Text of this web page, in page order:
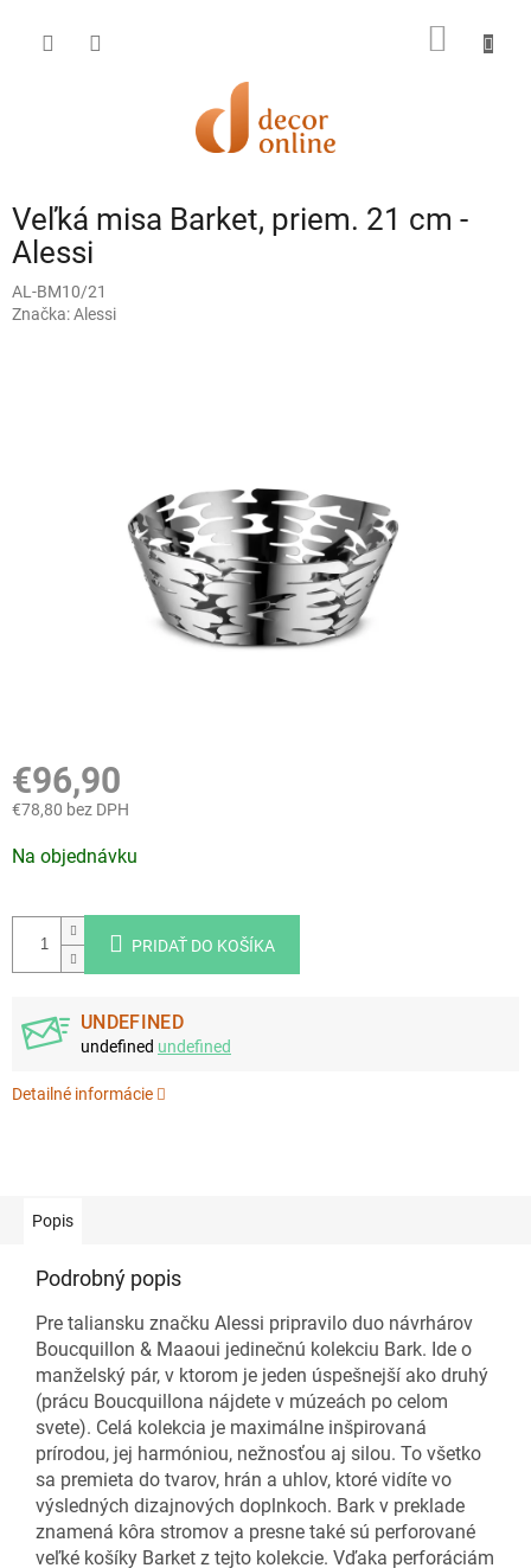
obsah
Veľká misa Barket, priem. 21 cm -
Alessi
AL-BM10/21
Značka:Alessi
€96,90
€78,80 bez DPH
cena:
Na objednávku
PRIDAŤ DO KOŠÍKA
UNDEFINED
undefined undefined
Detailné informácie
Popis
Podrobný popis
Pre taliansku značku Alessi pripravilo duo návrhárov
Boucquillon & Maaoui jedinečnú kolekciu Bark. Ide o
manželský pár, v ktorom je jeden úspešnejší ako druhý
(prácu Boucquillona nájdete v múzeách po celom
svete). Celá kolekcia je maximálne inšpirovaná
prírodou, jej harmóniou, nežnosťou aj silou. To všetko
sa premieta do tvarov, hrán a uhlov, ktoré vidíte vo
výsledných dizajnových doplnkoch. Bark v preklade
znamená kôra stromov a presne také sú perforované
veľké košíky Barket z tejto kolekcie. Vďaka perforáciám